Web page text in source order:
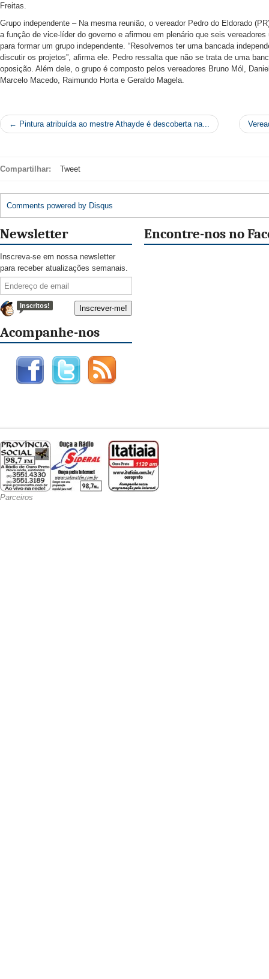
Freitas.
Grupo independente – Na mesma reunião, o vereador Pedro do Eldorado
a função de vice-líder do governo e afirmou em plenário que seis vereadores
para formar um grupo independente. “Resolvemos ter uma bancada
discutir os projetos”, afirma ele. Pedro ressalta que não se trata de uma
oposição. Além dele, o grupo é composto pelos vereadores Bruno Mól,
Marcelo Macedo, Raimundo Horta e Geraldo Magela.
← Pintura atribuída ao mestre Athayde é descoberta na...
Compartilhar: Tweet
Comments powered by Disqus
Newsletter
Inscreva-se em nossa newsletter
para receber atualizações semanais.
Inscritos!
Acompanhe-nos
Encontre-nos no
Parceiros